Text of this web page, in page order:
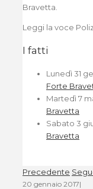
Bravetta.
Leggi la voce
I fatti
Lunedì 31
Forte
Martedì 7
Bravetta
Sabato 3
Bravetta
Precedente
20 gennaio 2017|